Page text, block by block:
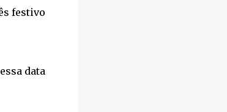
festivo
data